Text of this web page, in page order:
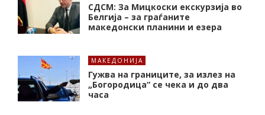
СДСМ: За Мицкоски екскурзија во
Белгија – за граѓаните
македонски планини и езера
МАКЕДОНИЈА
Гужва на границите, за излез на
„Богородица“ се чека и до два
часа